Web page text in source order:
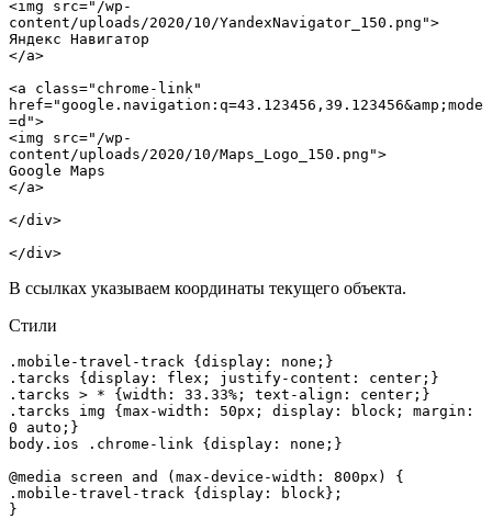
<img src="/wp-
content/uploads/2020/10/YandexNavigator_150.png">
Яндекс Навигатор
</a>
<a class="chrome-link"
href="google.navigation:q=43.123456,39.123456&amp;mode
=d">
<img src="/wp-
content/uploads/2020/10/Maps_Logo_150.png">
Google Maps
</a>
</div>
</div>
В ссылках указываем координаты текущего объекта.
Стили
.mobile-travel-track {display: none;}
.tarcks {display: flex; justify-content: center;}
.tarcks > * {width: 33.33%; text-align: center;}
.tarcks img {max-width: 50px; display: block; margin:
0 auto;}
body.ios .chrome-link {display: none;}
@media screen and (max-device-width: 800px) {
.mobile-travel-track {display: block};
}